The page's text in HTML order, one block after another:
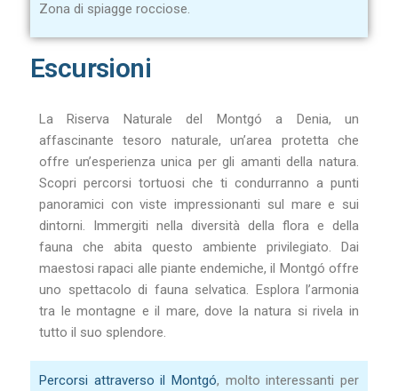
Zona di spiagge rocciose.
Escursioni
La Riserva Naturale del Montgó a Denia, un
affascinante tesoro naturale, un’area protetta che
offre un’esperienza unica per gli amanti della natura.
Scopri percorsi tortuosi che ti condurranno a punti
panoramici con viste impressionanti sul mare e sui
dintorni. Immergiti nella diversità della flora e della
fauna che abita questo ambiente privilegiato. Dai
maestosi rapaci alle piante endemiche, il Montgó offre
uno spettacolo di fauna selvatica. Esplora l’armonia
tra le montagne e il mare, dove la natura si rivela in
tutto il suo splendore.
Percorsi attraverso il Montgó, molto interessanti per